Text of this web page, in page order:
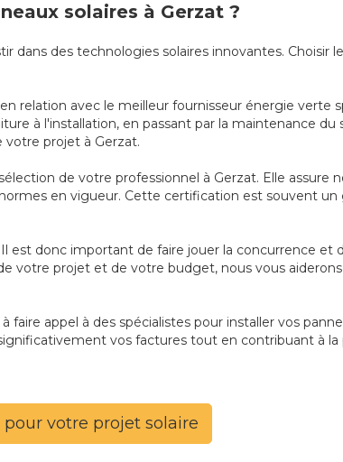
solaires à Gerzat ?
des technologies solaires innovantes. Choisir
relation avec le meilleur fournisseur énergie verte
à l'installation, en passant par la maintenance
projet à Gerzat.
de votre professionnel à Gerzat. Elle assure
en vigueur. Cette certification est souvent
est donc important de faire jouer la concurrence et
votre projet et de votre budget, nous vous
appel à des spécialistes pour installer vos
vos factures tout en contribuant à
votre projet solaire